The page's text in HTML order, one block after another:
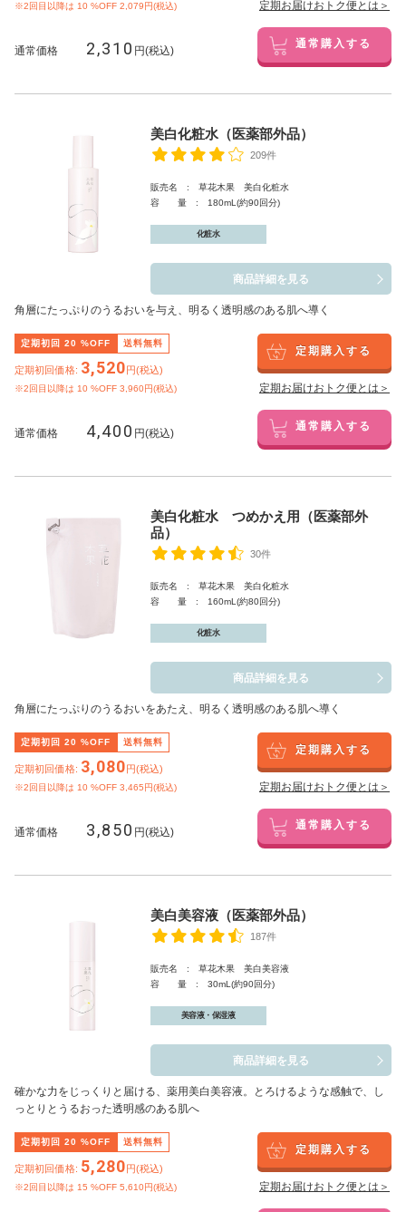
※2回目以降は 10 %OFF 2,079円(税込) 定期お届けおトク便とは＞
通常価格 2,310 円(税込) 通常購入する
美白化粧水（医薬部外品）
209件
販売名 : 草花木果 美白化粧水
容 量 : 180mL(約90回分)
化粧水
商品詳細を見る
角層にたっぷりのうるおいを与え、明るく透明感のある肌へ導く
定期初回 20 %OFF 送料無料
定期初回価格: 3,520円(税込)
※2回目以降は 10 %OFF 3,960円(税込)
定期購入する
定期お届けおトク便とは＞
通常価格 4,400 円(税込) 通常購入する
美白化粧水 つめかえ用（医薬部外
品）
30件
販売名 : 草花木果 美白化粧水
容 量 : 160mL(約80回分)
化粧水
商品詳細を見る
角層にたっぷりのうるおいをあたえ、明るく透明感のある肌へ導く
定期初回 20 %OFF 送料無料
定期初回価格: 3,080円(税込)
※2回目以降は 10 %OFF 3,465円(税込)
定期購入する
定期お届けおトク便とは＞
通常価格 3,850 円(税込) 通常購入する
美白美容液（医薬部外品）
187件
販売名 : 草花木果 美白美容液
容 量 : 30mL(約90回分)
美容液・保湿液
商品詳細を見る
確かな力をじっくりと届ける、薬用美白美容液。とろけるような感触で、し
っとりとうるおった透明感のある肌へ
定期初回 20 %OFF 送料無料
定期初回価格: 5,280円(税込)
※2回目以降は 15 %OFF 5,610円(税込)
定期購入する
定期お届けおトク便とは＞